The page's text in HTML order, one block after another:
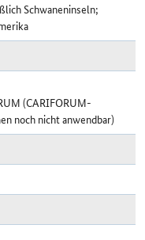
Schwaneninseln;
(CARIFORUM-
noch nicht anwendbar)